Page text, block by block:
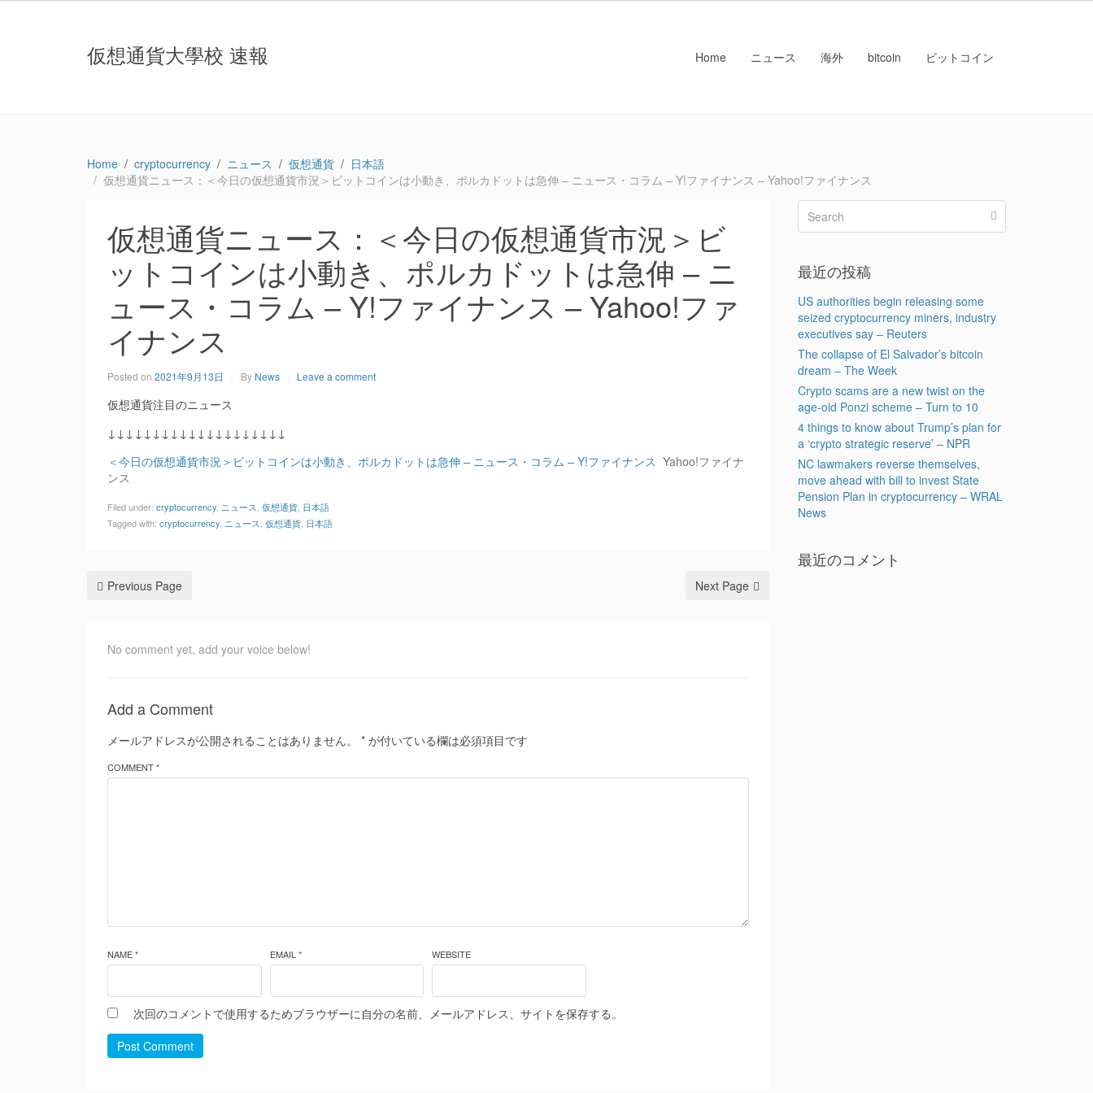
仮想通貨大學校 速報 Home ニュース 海外 bitcoin ビットコイン
Home cryptocurrency ニュース 仮想通貨
日本語
仮想通貨ニュース：＜今日の仮想通貨市況＞ビットコインは小動き、ポルカドットは急伸 – ニュース・コラム – Y!ファイナンス – Yahoo!ファイナンス
仮想通貨ニュース：＜今日の仮想通貨市況＞ビ
ットコインは小動き、ポルカドットは急伸 – ニ
ュース・コラム – Y!ファイナンス – Yahoo!ファ
イナンス
Posted on 2021年9月13日 By News Leave a comment
仮想通貨注目のニュース
↓↓↓↓↓↓↓↓↓↓↓↓↓↓↓↓↓↓↓↓
＜今日の仮想通貨市況＞ビットコインは小動き、ポルカドットは急伸 – ニュース・コラム – Y!ファイナンス Yahoo!ファイナ
ンス
Filed under: cryptocurrency ニュース 仮想通貨 日本語
Tagged with: cryptocurrency ニュース 仮想通貨 日本語
Previous Page Next Page
No comment yet, add your voice below!
Add a Comment
メールアドレスが公開されることはありません。 * が付いている欄は必須項目です
COMMENT *
NAME * EMAIL * WEBSITE
次回のコメントで使用するためブラウザーに自分の名前、メールアドレス、サイトを保存する。
Post Comment
最近の投稿
US authorities begin releasing some
seized cryptocurrency miners, industry
executives say – Reuters
The collapse of El Salvador’s bitcoin
dream – The Week
Crypto scams are a new twist on the
age-old Ponzi scheme – Turn to 10
4 things to know about Trump’s plan for
a ‘crypto strategic reserve’ – NPR
NC lawmakers reverse themselves,
move ahead with bill to invest State
Pension Plan in cryptocurrency – WRAL
News
最近のコメント